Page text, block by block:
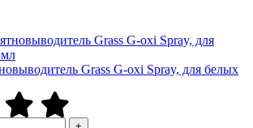
Grass G-oxi Spray, для белых